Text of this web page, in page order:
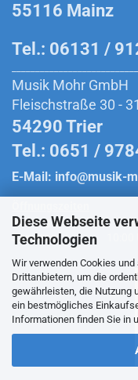
Diese Webseite
Technologien
Wir verwenden Cookies
Drittanbietern, um die
gewährleisten, die Nutzung
ein bestmögliches
Informationen finden Sie in
55116 Mainz
Tel.: 06131 /
Musik Mohr GmbH
Fleischstraße 30 - 31
54290 Trier
Tel.: 0651 /
E-Mail: info@musik-
Montag bis Freitag:
Samstag:10:00 Uhr -
Folge uns auf Facebook